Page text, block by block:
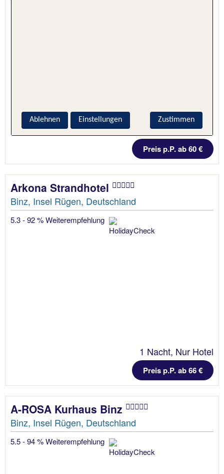
1 Nacht, Nur Hotel
Preis p.P. ab 60 €
Arkona Strandhotel
Binz, Insel Rügen, Deutschland
5.3 - 92 % Weiterempfehlung
1 Nacht, Nur Hotel
Preis p.P. ab 66 €
A-ROSA Kurhaus Binz
Binz, Insel Rügen, Deutschland
5.5 - 94 % Weiterempfehlung
Zustimmen
Ablehnen Einstellungen